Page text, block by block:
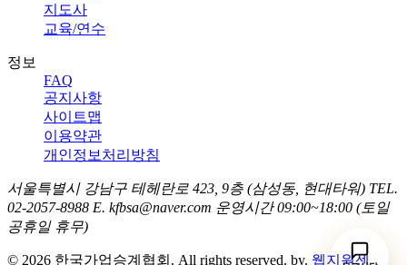
지도사
교육/연수
정보
FAQ
공지사항
사이트맵
이용약관
개인정보처리방침
서울특별시 강남구 테헤란로 423, 9층 (삼성동, 현대타워) TEL.
02-2057-8988 E. kfbsa@naver.com 운영시간 09:00~18:00 (토일
공휴일 휴무)
© 2026 한국가업승계협회. All rights reserved. by. 웹지원센